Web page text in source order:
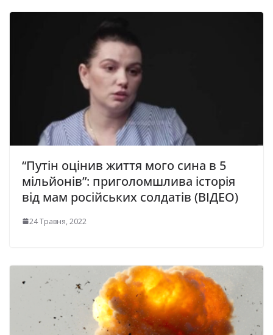
“Путін оцінив життя мого сина в 5
мільйонів”: приголомшлива історія
від мам російських солдатів (ВІДЕО)
24 Травня, 2022